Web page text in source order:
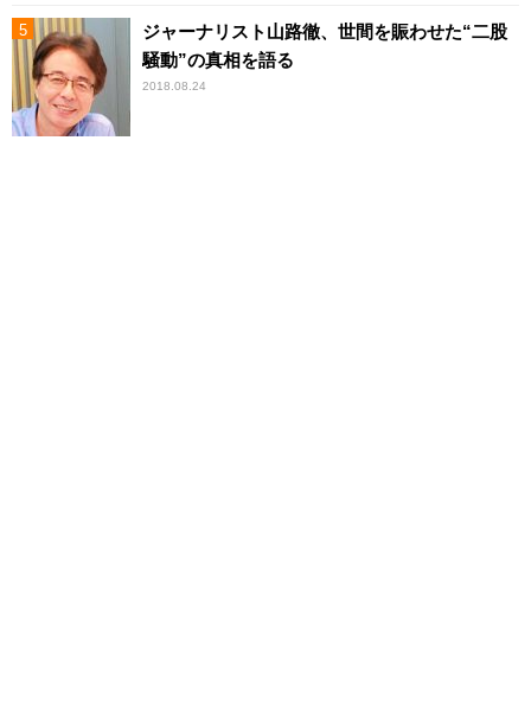
ジャーナリスト山路徹、世間を賑わせた“二股
騒動”の真相を語る
2018.08.24